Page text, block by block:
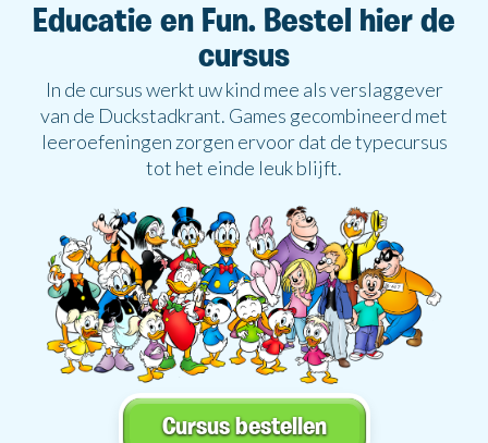
Educatie en Fun. Bestel hier de
cursus
In de cursus werkt uw kind mee als verslaggever
van de Duckstadkrant. Games gecombineerd met
leeroefeningen zorgen ervoor dat de typecursus
tot het einde leuk blijft.
Cursus bestellen